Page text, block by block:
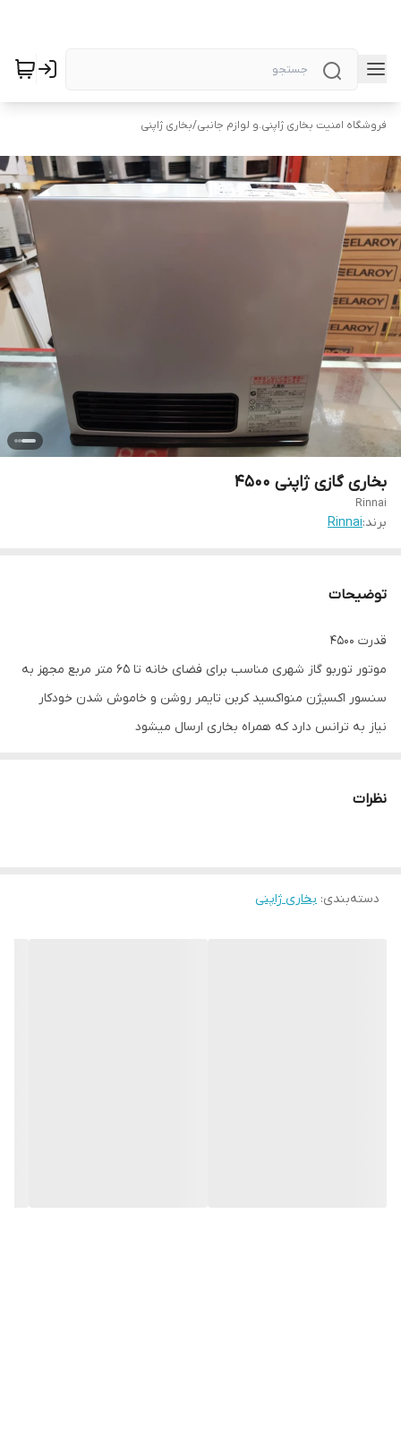
فروشگاه امنیت بخاری ژاپنی.و لوازم جانبی/بخاری ژاپنی
بخاری گازی ژاپنی 4500
Rinnai
برند:Rinnai
توضیحات
قدرت ۴۵۰۰
موتور توربو گاز شهری مناسب برای فضای خانه تا ۶۵ متر مربع مجهز به
سنسور اکسیژن منواکسید کربن تایمر روشن و خاموش شدن خودکار
نیاز به ترانس دارد که همراه بخاری ارسال میشود
نظرات
دسته‌بندی: بخاری ژاپنی